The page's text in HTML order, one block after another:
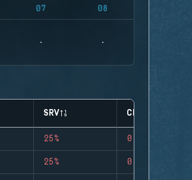
07 08
SRV CLUTCHES
25% 0
25% 0